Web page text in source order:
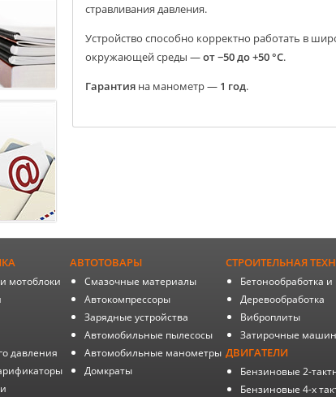
стравливания давления.
Устройство способно корректно работать в
окружающей среды —от −50 до +50 °С.
Гарантия на манометр — 1 год.
мотоблоки
давления
АВТОТОВАРЫ
Смазочные материалы
Автокомпрессоры
Зарядные устройства
Автомобильные пылесосы
Автомобильные манометры
Домкраты
СТРОИТЕЛЬНАЯ
Бетонообработка
Деревообработка
Виброплиты
Затирочные
ДВИГАТЕЛИ
Бензиновые 2-
Бензиновые 4-х